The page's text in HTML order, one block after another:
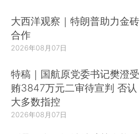
大西洋观察｜特朗普助力金砖
合作
2026年08月07日
特稿｜国航原党委书记樊澄受
贿3847万元二审待宣判 否认
大多数指控
2026年08月07日